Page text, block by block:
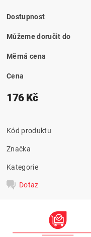
Dostupnost
Můžeme doručit do
Měrná cena
Cena
176 Kč
Kód produktu
Značka
Kategorie
Dotaz